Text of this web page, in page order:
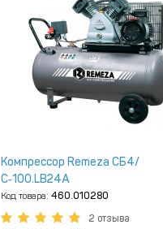
Компрессор Remeza СБ4/
С‑100.LB24A
Код товара: 460.010280
2 отзыва